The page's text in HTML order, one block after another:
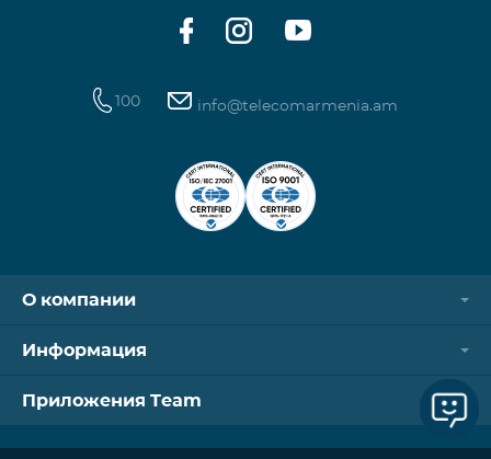
100 info@telecomarmenia.am
О компании
Информация
Приложения Team